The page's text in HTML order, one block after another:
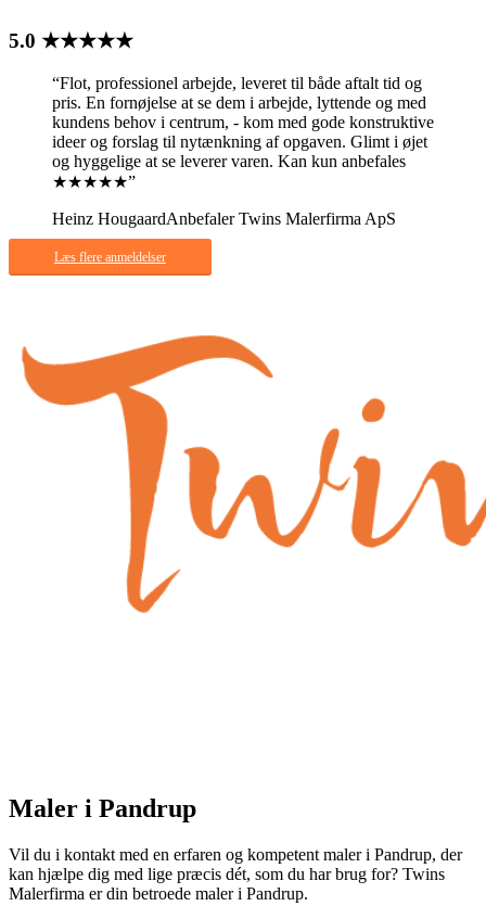
5.0 ★★★★★
“Flot, professionel arbejde, leveret til både aftalt tid og
pris. En fornøjelse at se dem i arbejde, lyttende og med
kundens behov i centrum, - kom med gode konstruktive
ideer og forslag til nytænkning af opgaven. Glimt i øjet
og hyggelige at se leverer varen. Kan kun anbefales
★★★★★”
Heinz HougaardAnbefaler Twins Malerfirma ApS
Læs flere anmeldelser
Maler i Pandrup
Vil du i kontakt med en erfaren og kompetent maler i Pandrup, der
kan hjælpe dig med lige præcis dét, som du har brug for? Twins
Malerfirma er din betroede maler i Pandrup.